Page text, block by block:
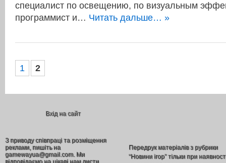
специалист по освещению, по визуальным
программист и… Читать дальше… »
1 2
Вхід на сайт
З приводу співпраці та розміщення
реклами, пишіть на
gamewayua@gmail.com. Ми
відповідаємо на цікаві нам листи.
Передрук матеріалів з рубрики
“Новини ігор” тільки при